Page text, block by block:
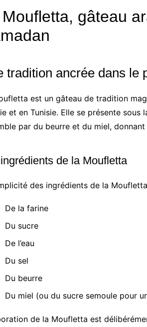
gâteau
tradition ancrée dans le
est un gâteau de tradition
et en Tunisie. Elle se présente
par du beurre et du miel,
de la Moufletta
des ingrédients de la
De la farine
Du sucre
De l’eau
Du sel
Du beurre
Du miel (ou du sucre semoule pour
de la Moufletta est